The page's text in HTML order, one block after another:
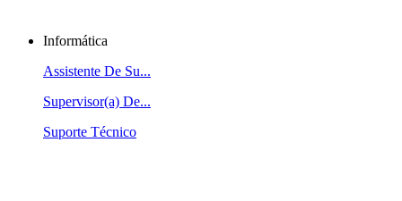
Informática
Assistente De Su...
Supervisor(a) De...
Suporte Técnico